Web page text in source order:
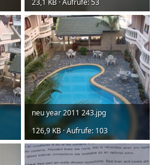
23,1 KB · Aufrufe: 53
neu year 2011 243.jpg
126,9 KB · Aufrufe: 103